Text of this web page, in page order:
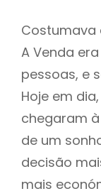
Costumava
A Venda
pessoas, e
Hoje em
chegaram
de um
decisão
mais